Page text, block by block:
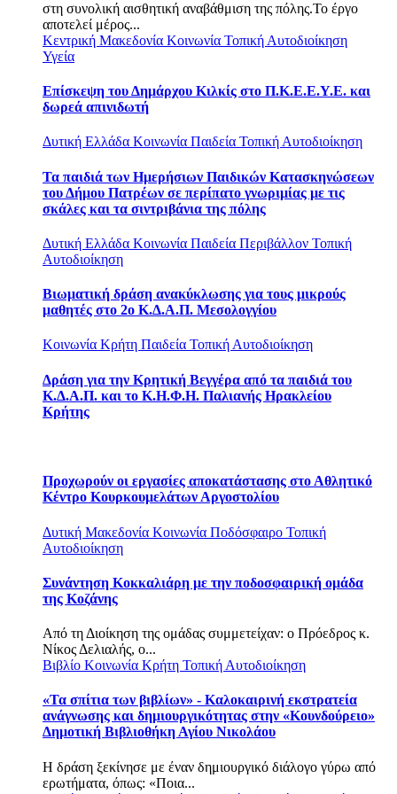
στη συνολική αισθητική αναβάθμιση της πόλης.Το έργο
αποτελεί μέρος...
Κεντρική Μακεδονία Κοινωνία Τοπική Αυτοδιοίκηση
Υγεία
Επίσκεψη του Δημάρχου Κιλκίς στο Π.Κ.Ε.Ε.Υ.Ε. και
δωρεά απινιδωτή
Δυτική Ελλάδα Κοινωνία Παιδεία Τοπική Αυτοδιοίκηση
Τα παιδιά των Ημερήσιων Παιδικών Κατασκηνώσεων
του Δήμου Πατρέων σε περίπατο γνωριμίας με τις
σκάλες και τα σιντριβάνια της πόλης
Δυτική Ελλάδα Κοινωνία Παιδεία Περιβάλλον Τοπική
Αυτοδιοίκηση
Βιωματική δράση ανακύκλωσης για τους μικρούς
μαθητές στο 2ο Κ.Δ.Α.Π. Μεσολογγίου
Κοινωνία Κρήτη Παιδεία Τοπική Αυτοδιοίκηση
Δράση για την Κρητική Βεγγέρα από τα παιδιά του
Κ.Δ.Α.Π. και το Κ.Η.Φ.Η. Παλιανής Ηρακλείου
Κρήτης
Προχωρούν οι εργασίες αποκατάστασης στο Αθλητικό
Κέντρο Κουρκουμελάτων Αργοστολίου
Δυτική Μακεδονία Κοινωνία Ποδόσφαιρο Τοπική
Αυτοδιοίκηση
Συνάντηση Κοκκαλιάρη με την ποδοσφαιρική ομάδα
της Κοζάνης
Από τη Διοίκηση της ομάδας συμμετείχαν: o Πρόεδρος κ.
Νίκος Δελιαλής, ο...
Βιβλίο Κοινωνία Κρήτη Τοπική Αυτοδιοίκηση
«Τα σπίτια των βιβλίων» - Καλοκαιρινή εκστρατεία
ανάγνωσης και δημιουργικότητας στην «Κουνδούρειο»
Δημοτική Βιβλιοθήκη Αγίου Νικολάου
Η δράση ξεκίνησε με έναν δημιουργικό διάλογο γύρω από
ερωτήματα, όπως: «Ποια...